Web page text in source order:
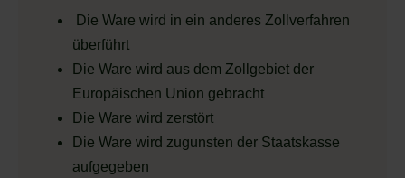
Die Ware wird in ein anderes Zollverfahren
überführt
Die Ware wird aus dem Zollgebiet der
Europäischen Union gebracht
Die Ware wird zerstört
Die Ware wird zugunsten der Staatskasse
aufgegeben